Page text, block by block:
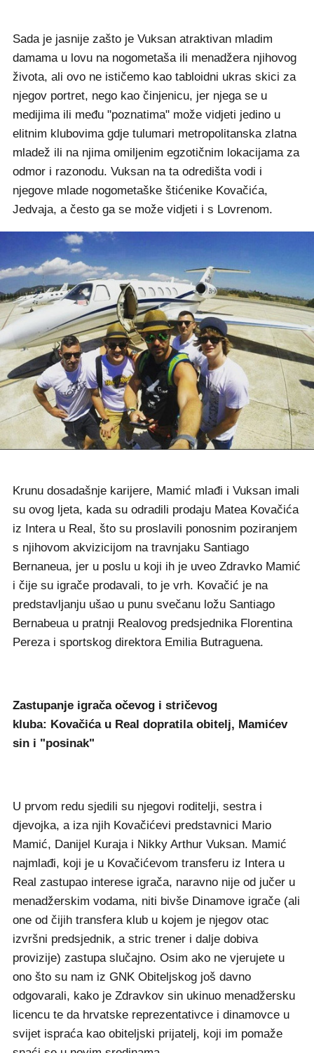
Sada je jasnije zašto je Vuksan atraktivan mladim
damama u lovu na nogometaša ili menadžera njihovog
života, ali ovo ne ističemo kao tabloidni ukras skici za
njegov portret, nego kao činjenicu, jer njega se u
medijima ili među "poznatima" može vidjeti jedino u
elitnim klubovima gdje tulumari metropolitanska zlatna
mladež ili na njima omiljenim egzotičnim lokacijama za
odmor i razonodu. Vuksan na ta odredišta vodi i
njegove mlade nogometaške štićenike Kovačića,
Jedvaja, a često ga se može vidjeti i s Lovrenom.
Krunu dosadašnje karijere, Mamić mlađi i Vuksan imali
su ovog ljeta, kada su odradili prodaju Matea Kovačića
iz Intera u Real, što su proslavili ponosnim poziranjem
s njihovom akvizicijom na travnjaku Santiago
Bernaneua, jer u poslu u koji ih je uveo Zdravko Mamić
i čije su igrače prodavali, to je vrh. Kovačić je na
predstavljanju ušao u punu svečanu ložu Santiago
Bernabeua u pratnji Realovog predsjednika Florentina
Pereza i sportskog direktora Emilia Butraguena.
Zastupanje igrača očevog i stričevog
kluba: Kovačića u Real dopratila obitelj, Mamićev
sin i "posinak"
U prvom redu sjedili su njegovi roditelji, sestra i
djevojka, a iza njih Kovačićevi predstavnici Mario
Mamić, Danijel Kuraja i Nikky Arthur Vuksan. Mamić
najmlađi, koji je u Kovačićevom transferu iz Intera u
Real zastupao interese igrača, naravno nije od jučer u
menadžerskim vodama, niti bivše Dinamove igrače (ali
one od čijih transfera klub u kojem je njegov otac
izvršni predsjednik, a stric trener i dalje dobiva
provizije) zastupa slučajno. Osim ako ne vjerujete u
ono što su nam iz GNK Obiteljskog još davno
odgovarali, kako je Zdravkov sin ukinuo menadžersku
licencu te da hrvatske reprezentativce i dinamovce u
svijet ispraća kao obiteljski prijatelj, koji im pomaže